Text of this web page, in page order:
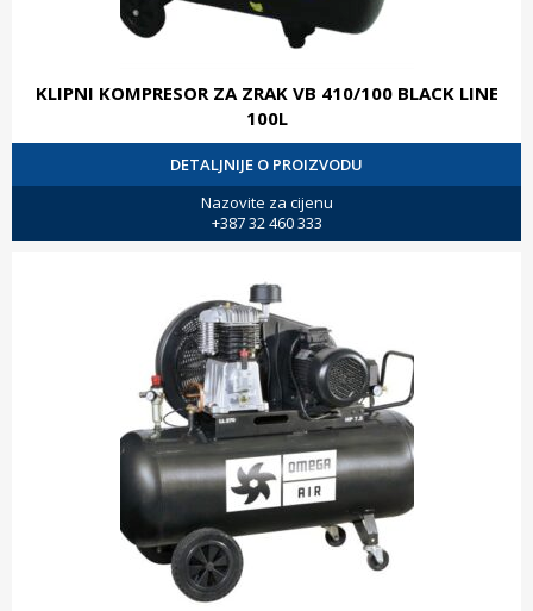
KLIPNI KOMPRESOR ZA ZRAK VB 410/100 BLACK LINE
100L
DETALJNIJE O PROIZVODU
Nazovite za cijenu
+387 32 460 333